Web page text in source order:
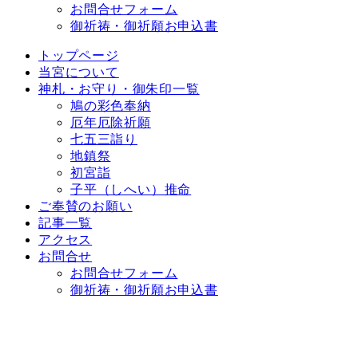
お問合せフォーム
御祈祷・御祈願お申込書
トップページ
当宮について
神札・お守り・御朱印一覧
鳩の彩色奉納
厄年厄除祈願
七五三詣り
地鎮祭
初宮詣
子平（しへい）推命
ご奉賛のお願い
記事一覧
アクセス
お問合せ
お問合せフォーム
御祈祷・御祈願お申込書